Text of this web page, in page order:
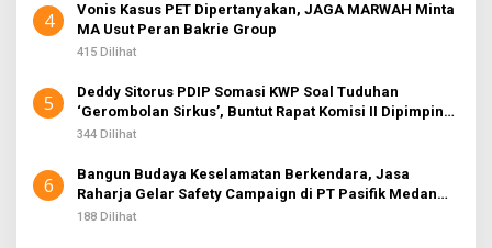
4
Vonis Kasus PET Dipertanyakan, JAGA MARWAH Minta
MA Usut Peran Bakrie Group
415 Dilihat
5
Deddy Sitorus PDIP Somasi KWP Soal Tuduhan
‘Gerombolan Sirkus’, Buntut Rapat Komisi II Dipimpin
Sufmi Dasco Ahmad
344 Dilihat
6
Bangun Budaya Keselamatan Berkendara, Jasa
Raharja Gelar Safety Campaign di PT Pasifik Medan
Industri
188 Dilihat